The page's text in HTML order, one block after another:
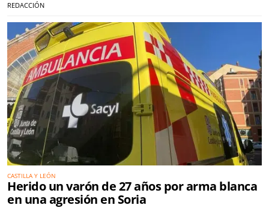
REDACCIÓN
CASTILLA Y LEÓN
Herido un varón de 27 años por arma blanca
en una agresión en Soria